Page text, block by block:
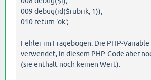
009 debug(id($rubrik, 1));
010 return 'ok';
Fehler im Fragebogen: Die PHP-
verwendet, in diesem PHP-Code aber
(sie enthält noch keinen Wert).